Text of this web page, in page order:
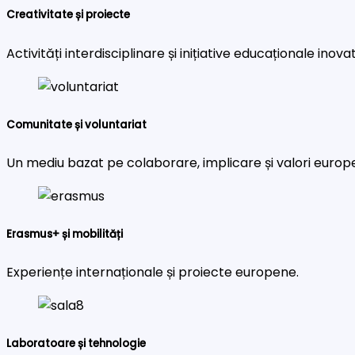
Creativitate și proiecte
Activități interdisciplinare și inițiative educaționale
Comunitate și voluntariat
Un mediu bazat pe colaborare, implicare și valori
Erasmus+ și mobilități
Experiențe internaționale și proiecte europene.
Laboratoare și tehnologie